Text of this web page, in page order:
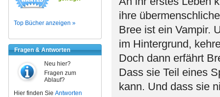
Top Bücher anzeigen »
Fragen & Antworten
Neu hier?
Fragen zum
Ablauf?
Hier finden Sie Antworten
ihre
Bree ist ein Vampir.
im Hintergrund,
Doch dann erfährt
Dass sie Teil eines
kann. Und dass sie